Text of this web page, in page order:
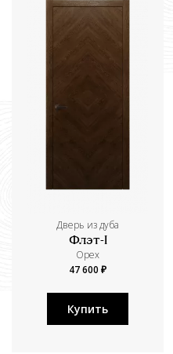
Дверь из дуба
Флэт-I
Орех
47 600 ₽
Купить